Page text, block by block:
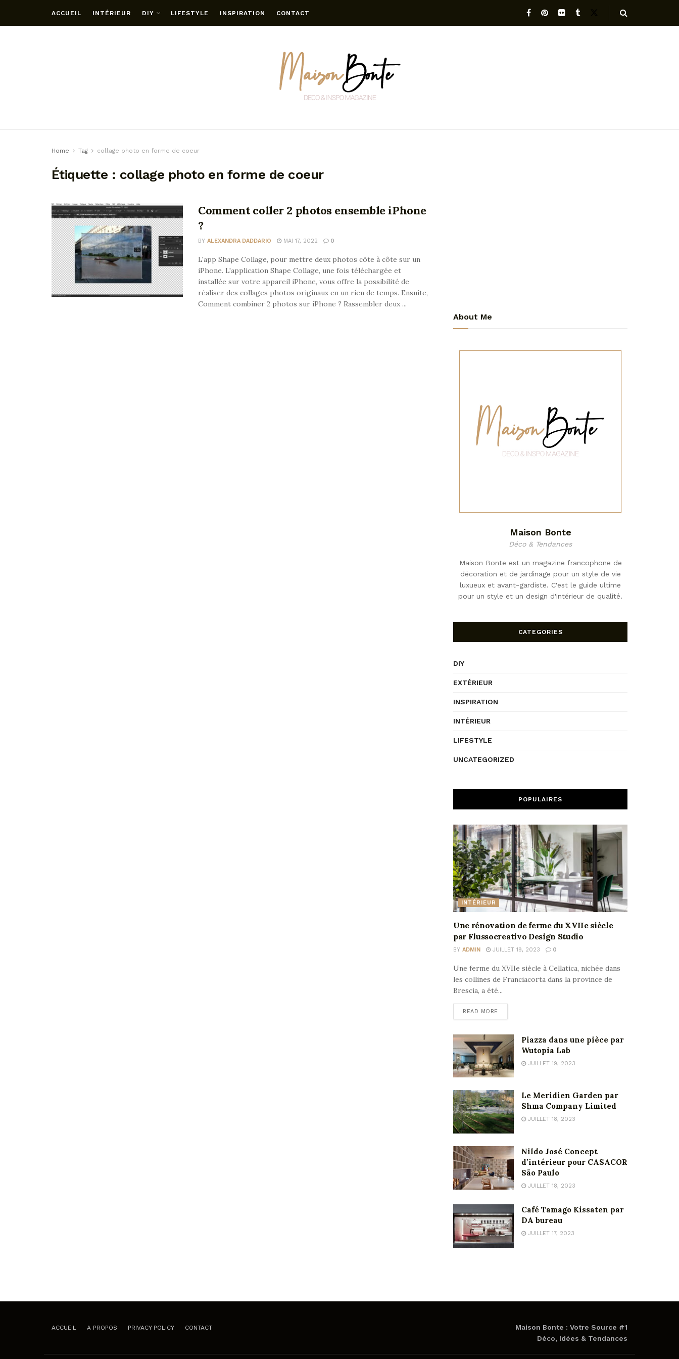
ACCUEIL INTÉRIEUR DIY LIFESTYLE INSPIRATION CONTACT
Home Tag collage photo en forme de coeur
Étiquette : collage photo en forme de coeur
Comment coller 2 photos ensemble iPhone
?
BY ALEXANDRA DADDARIO MAI 17, 2022 0
L'app Shape Collage, pour mettre deux photos côte à côte sur un
iPhone. L'application Shape Collage, une fois téléchargée et
installée sur votre appareil iPhone, vous offre la possibilité de
réaliser des collages photos originaux en un rien de temps. Ensuite,
Comment combiner 2 photos sur iPhone ? Rassembler deux ...
About Me
Maison Bonte
Déco & Tendances
Maison Bonte est un magazine francophone de
décoration et de jardinage pour un style de vie
luxueux et avant-gardiste. C'est le guide ultime
pour un style et un design d'intérieur de qualité.
CATEGORIES
DIY
EXTÉRIEUR
INSPIRATION
INTÉRIEUR
LIFESTYLE
UNCATEGORIZED
POPULAIRES
INTÉRIEUR
Une rénovation de ferme du XVIIe siècle
par Flussocreativo Design Studio
BY ADMIN JUILLET 19, 2023 0
Une ferme du XVIIe siècle à Cellatica, nichée dans
les collines de Franciacorta dans la province de
Brescia, a été...
READ MORE
Piazza dans une pièce par
Wutopia Lab
JUILLET 19, 2023
Le Meridien Garden par
Shma Company Limited
JUILLET 18, 2023
Nildo José Concept
d’intérieur pour CASACOR
São Paulo
JUILLET 18, 2023
Café Tamago Kissaten par
DA bureau
JUILLET 17, 2023
ACCUEIL A PROPOS PRIVACY POLICY CONTACT
Maison Bonte : Votre Source #1
Déco, Idées & Tendances